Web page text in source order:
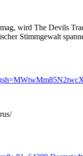
wird The Devils
Stimmgewalt